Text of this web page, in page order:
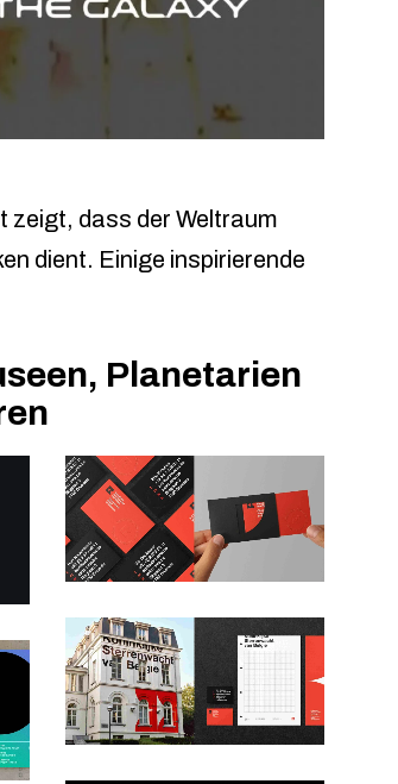
zeigt, dass der Weltraum
dient. Einige inspirierende
Planetarien